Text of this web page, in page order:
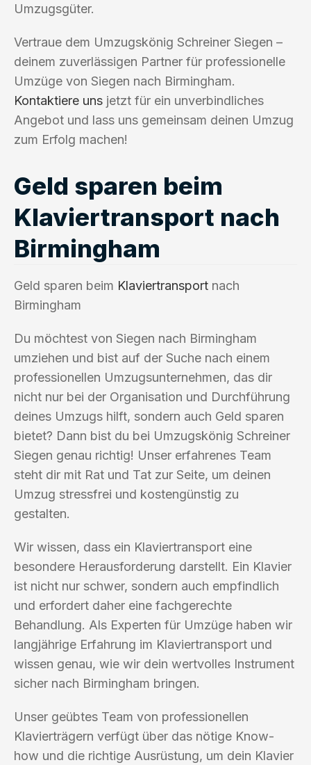
Umzugsgüter.
Vertraue dem Umzugskönig Schreiner Siegen –
deinem zuverlässigen Partner für professionelle
Umzüge von Siegen nach Birmingham.
Kontaktiere uns jetzt für ein unverbindliches
Angebot und lass uns gemeinsam deinen Umzug
zum Erfolg machen!
Geld sparen beim
Klaviertransport nach
Birmingham
Geld sparen beim Klaviertransport nach
Birmingham
Du möchtest von Siegen nach Birmingham
umziehen und bist auf der Suche nach einem
professionellen Umzugsunternehmen, das dir
nicht nur bei der Organisation und Durchführung
deines Umzugs hilft, sondern auch Geld sparen
bietet? Dann bist du bei Umzugskönig Schreiner
Siegen genau richtig! Unser erfahrenes Team
steht dir mit Rat und Tat zur Seite, um deinen
Umzug stressfrei und kostengünstig zu
gestalten.
Wir wissen, dass ein Klaviertransport eine
besondere Herausforderung darstellt. Ein Klavier
ist nicht nur schwer, sondern auch empfindlich
und erfordert daher eine fachgerechte
Behandlung. Als Experten für Umzüge haben wir
langjährige Erfahrung im Klaviertransport und
wissen genau, wie wir dein wertvolles Instrument
sicher nach Birmingham bringen.
Unser geübtes Team von professionellen
Klavierträgern verfügt über das nötige Know-
how und die richtige Ausrüstung, um dein Klavier